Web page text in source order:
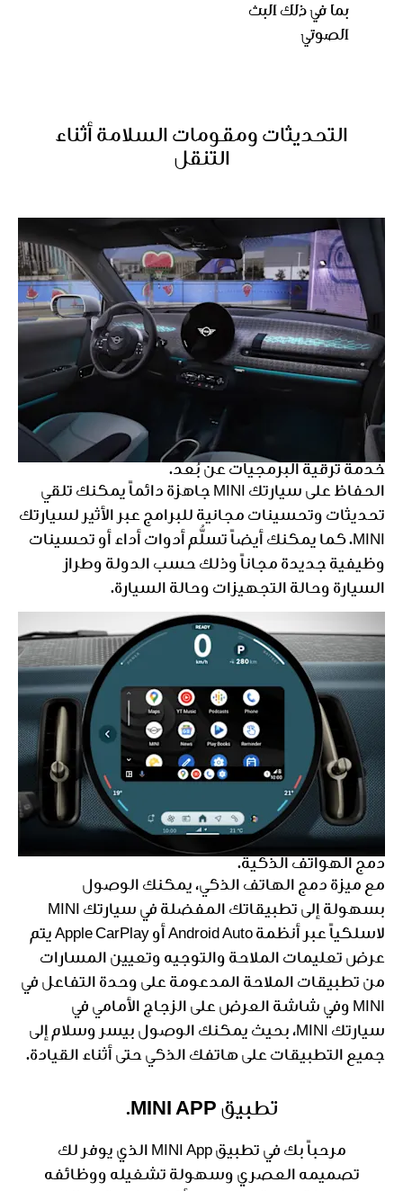
بما في ذلك البث
الصوتي
التحديثات ومقومات السلامة أثناء
التنقل
خدمة ترقية البرمجيات عن بُعد.
الحفاظ على سيارتك MINI جاهزة دائماً يمكنك تلقي
تحديثات وتحسينات مجانية للبرامج عبر الأثير لسيارتك
MINI. كما يمكنك أيضاً تسلُّم أدوات أداء أو تحسينات
وظيفية جديدة مجاناً وذلك حسب الدولة وطراز
السيارة وحالة التجهيزات وحالة السيارة.
دمج الهواتف الذكية.
مع ميزة دمج الهاتف الذكي، يمكنك الوصول
بسهولة إلى تطبيقاتك المفضلة في سيارتك MINI
لاسلكياً عبر أنظمة Android Auto أو Apple CarPlay يتم
عرض تعليمات الملاحة والتوجيه وتعيين المسارات
من تطبيقات الملاحة المدعومة على وحدة التفاعل في
MINI وفي شاشة العرض على الزجاج الأمامي في
سيارتك MINI، بحيث يمكنك الوصول بيسر وسلام إلى
جميع التطبيقات على هاتفك الذكي حتى أثناء القيادة.
تطبيق MINI APP.
مرحباً بك في تطبيق MINI App الذي يوفر لك
تصميمه العصري وسهولة تشغيله ووظائفه